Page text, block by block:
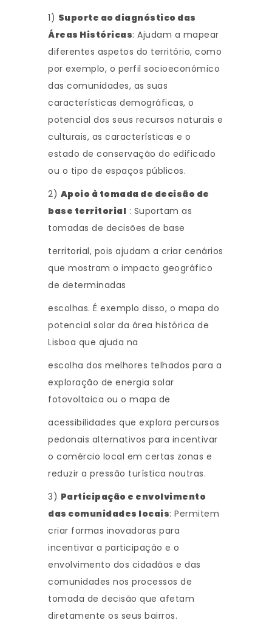
1) Suporte ao diagnóstico das
Áreas Históricas: Ajudam a mapear
diferentes aspetos do território, como
por exemplo, o perfil socioeconómico
das comunidades, as suas
características demográficas, o
potencial dos seus recursos naturais e
culturais, as características e o
estado de conservação do edificado
ou o tipo de espaços públicos.
2) Apoio à tomada de decisão de
base territorial : Suportam as
tomadas de decisões de base
territorial, pois ajudam a criar cenários
que mostram o impacto geográfico
de determinadas
escolhas. É exemplo disso, o mapa do
potencial solar da área histórica de
Lisboa que ajuda na
escolha dos melhores telhados para a
exploração de energia solar
fotovoltaica ou o mapa de
acessibilidades que explora percursos
pedonais alternativos para incentivar
o comércio local em certas zonas e
reduzir a pressão turística noutras.
3) Participação e envolvimento
das comunidades locais: Permitem
criar formas inovadoras para
incentivar a participação e o
envolvimento dos cidadãos e das
comunidades nos processos de
tomada de decisão que afetam
diretamente os seus bairros.